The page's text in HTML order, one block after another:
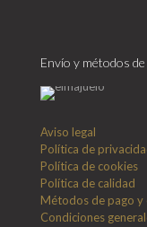
Envío y métodos de
Aviso legal
Política de
Política de cookies
Política de calidad
Métodos de pago y
Condiciones